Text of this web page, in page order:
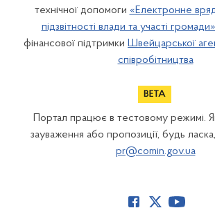
технічної допомоги «Електронне
підзвітності влади та участі громади»
фінансової підтримки Швейцарської
співробітництва
Портал працює в тестовому режимі.
зауваження або пропозиції, будь
pr@comin.gov.ua